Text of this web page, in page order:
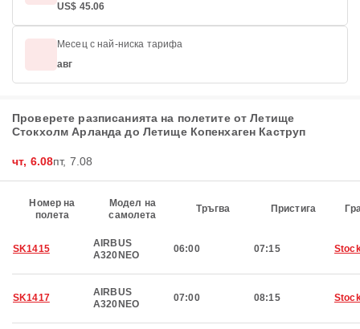
US$ 45.06
Месец с най-ниска тарифа
авг
Проверете разписанията на полетите от Летище
Стокхолм Арланда до Летище Копенхаген Каструп
чт, 6.08пт, 7.08
Номер на
полета
Модел на
самолета
Тръгва Пристига
SK1415
AIRBUS
A320NEO
06:00 07:15
SK1417
AIRBUS
A320NEO
07:00 08:15